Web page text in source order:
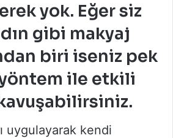
yok. Eğer siz
gibi makyaj
biri iseniz pek
ile etkili
uygulayarak kendi